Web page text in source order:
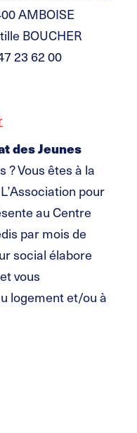
AMBOISE
BOUCHER
23 62 00
des Jeunes
? Vous êtes à la
pour
au Centre
par mois de
social élabore
vous
logement et/ou à